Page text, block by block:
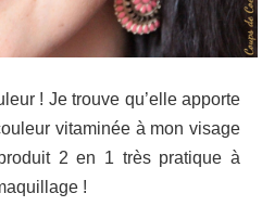
! Je trouve qu’elle apporte
vitaminée à mon visage
2 en 1 très pratique à
!